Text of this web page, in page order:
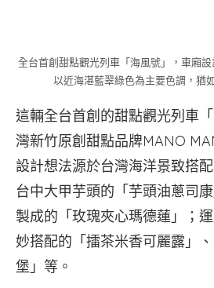
全台首創甜點觀光列車「海風號」，車廂設
以近海湛藍翠綠色為主要色調，猶
這輛全台首創的甜點觀光列車
灣新竹原創甜點品牌MANO
設計想法源於台灣海洋景致搭
台中大甲芋頭的「芋頭油蔥司
製成的「玫瑰夾心瑪德蓮」；
妙搭配的「擂茶米香可麗露」
堡」等。